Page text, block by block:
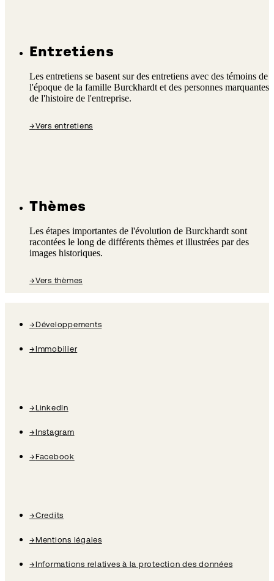
Entretiens
Les entretiens se basent sur des entretiens avec des témoins de
l'époque de la famille Burckhardt et des personnes marquantes
de l'histoire de l'entreprise.
→Vers entretiens
Thèmes
Les étapes importantes de l'évolution de Burckhardt sont
racontées le long de différents thèmes et illustrées par des
images historiques.
→Vers thèmes
→Développements
→Immobilier
→LinkedIn
→Instagram
→Facebook
→Credits
→Mentions légales
→Informations relatives à la protection des données